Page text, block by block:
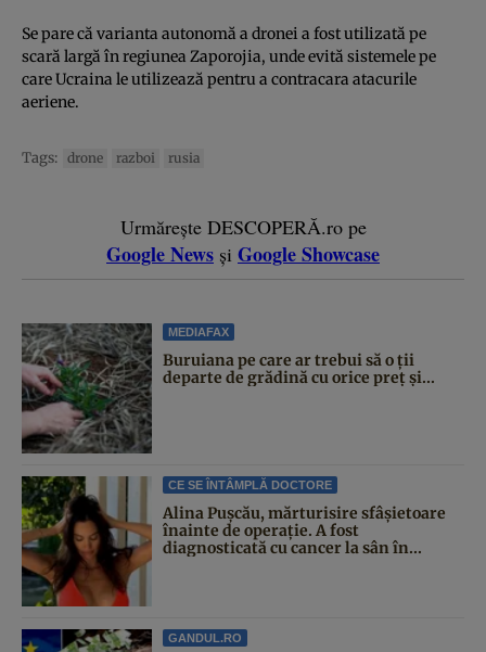
Se pare că varianta autonomă a dronei a fost utilizată pe
scară largă în regiunea Zaporojia, unde evită sistemele pe
care Ucraina le utilizează pentru a contracara atacurile
aeriene.
Tags: drone razboi rusia
Urmărește DESCOPERĂ.ro pe
Google News și Google Showcase
MEDIAFAX
Buruiana pe care ar trebui să o ții
departe de grădină cu orice preț și...
CE SE ÎNTÂMPLĂ DOCTORE
Alina Pușcău, mărturisire sfâșietoare
înainte de operație. A fost
diagnosticată cu cancer la sân în...
GANDUL.RO